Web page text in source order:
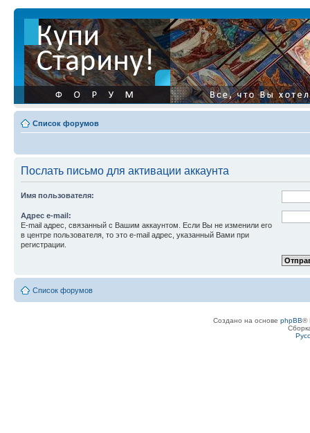
Список форумов
Послать письмо для активации аккаунта
Имя пользователя:
Адрес e-mail:
E-mail адрес, связанный с Вашим аккаунтом. Если Вы не изменили его
в центре пользователя, то это e-mail адрес, указанный Вами при
регистрации.
Список форумов
Создано на основе phpBB®